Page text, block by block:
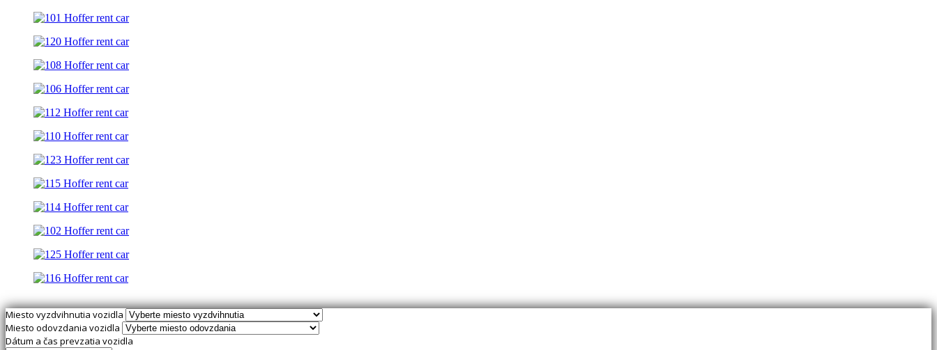
Miesto vyzdvihnutia vozidla
Miesto odovzdania vozidla
Dátum a čas prevzatia vozidla